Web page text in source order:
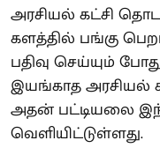
அரசியல் கட்சி
களத்தில் பங்கு
பதிவு செய்யும்
இயங்காத
அதன் பட்டியலை
வெளியிட்டுள்ளது.